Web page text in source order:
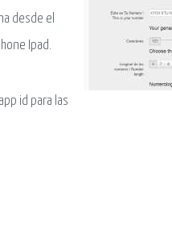
desde el
Ipad.
id para las